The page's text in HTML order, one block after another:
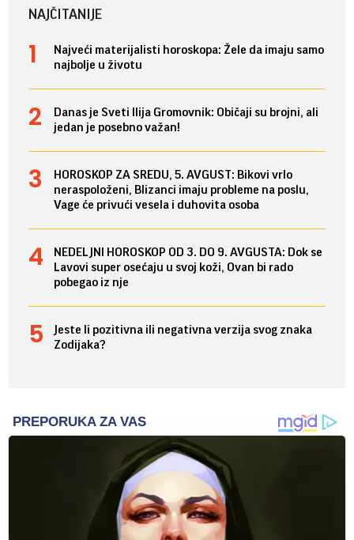
NAJČITANIJE
Najveći materijalisti horoskopa: Žele da imaju samo
najbolje u životu
Danas je Sveti Ilija Gromovnik: Običaji su brojni, ali
jedan je posebno važan!
HOROSKOP ZA SREDU, 5. AVGUST: Bikovi vrlo
neraspoloženi, Blizanci imaju probleme na poslu,
Vage će privući vesela i duhovita osoba
NEDELJNI HOROSKOP OD 3. DO 9. AVGUSTA: Dok se
Lavovi super osećaju u svoj koži, Ovan bi rado
pobegao iz nje
Jeste li pozitivna ili negativna verzija svog znaka
Zodijaka?